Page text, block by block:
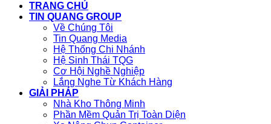
TRANG CHỦ
TIN QUANG GROUP
Về Chúng Tôi
Tin Quang Media
Hệ Thống Chi Nhánh
Hệ Sinh Thái TQG
Cơ Hội Nghề Nghiệp
Lắng Nghe Từ Khách Hàng
GIẢI PHÁP
Nhà Kho Thông Minh
Phần Mềm Quản Trị Toàn Diện